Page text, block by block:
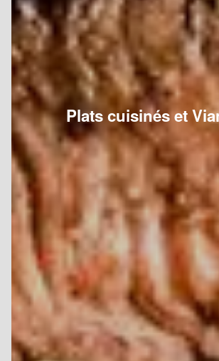
Plats cuisinés et